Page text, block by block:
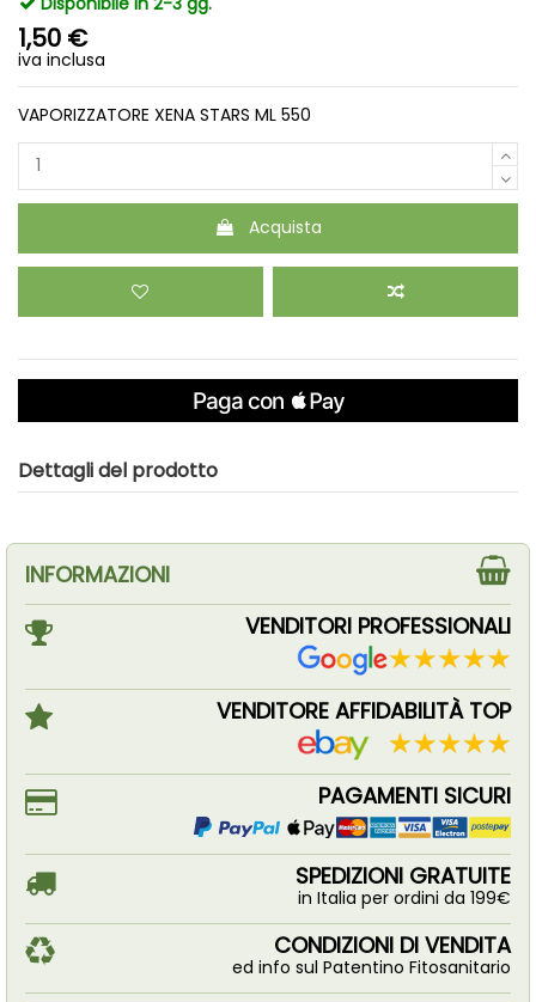
1,50 €
iva inclusa
VAPORIZZATORE XENA STARS ML 550
Acquista
Dettagli del prodotto
INFORMAZIONI
VENDITORI PROFESSIONALI
VENDITORE AFFIDABILITÀ TOP
PAGAMENTI SICURI
SPEDIZIONI GRATUITE
in Italia per ordini da 199€
CONDIZIONI DI VENDITA
ed info sul Patentino Fitosanitario